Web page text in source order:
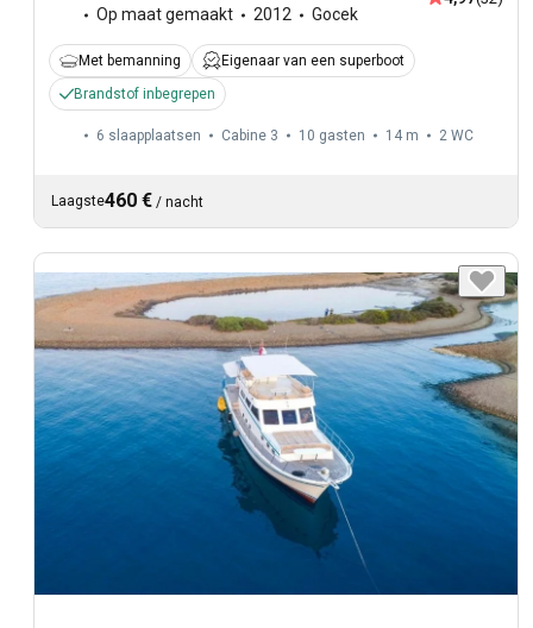
Op maat gemaakt 2012 Gocek
Met bemanning
Eigenaar van een superboot
Brandstof inbegrepen
6 slaapplaatsen Cabine 3 10 gasten 14 m 2 WC
Laagste460 € / nacht